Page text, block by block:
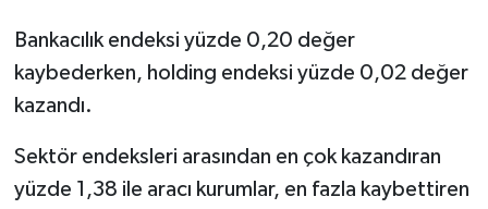
Bankacılık endeksi yüzde 0,20 değer
kaybederken, holding endeksi yüzde 0,02 değer
kazandı.
Sektör endeksleri arasından en çok kazandıran
yüzde 1,38 ile aracı kurumlar, en fazla kaybettiren